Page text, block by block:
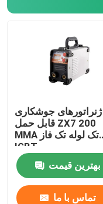
ژنراتورهای جوشکاری
قابل حمل ZX7 200
MMA تک لوله تک فاز
IGBT
بهترین قیمت
تماس با ما